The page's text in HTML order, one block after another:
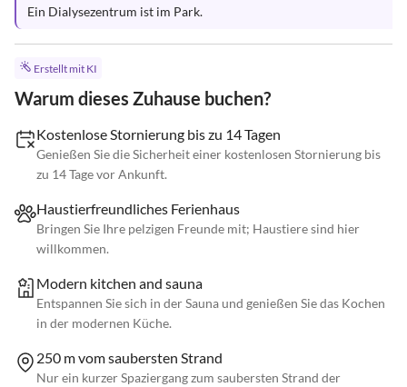
Ein Dialysezentrum ist im Park.
Erstellt mit KI
Warum dieses Zuhause buchen?
Kostenlose Stornierung bis zu 14 Tagen
Genießen Sie die Sicherheit einer kostenlosen Stornierung bis
zu 14 Tage vor Ankunft.
Haustierfreundliches Ferienhaus
Bringen Sie Ihre pelzigen Freunde mit; Haustiere sind hier
willkommen.
Modern kitchen and sauna
Entspannen Sie sich in der Sauna und genießen Sie das Kochen
in der modernen Küche.
250 m vom saubersten Strand
Nur ein kurzer Spaziergang zum saubersten Strand der